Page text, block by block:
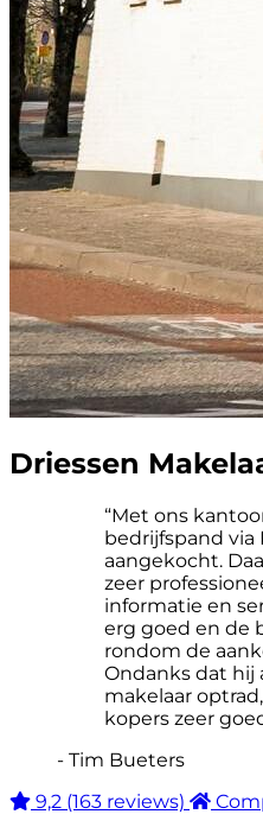
Driessen
“Met ons
bedrijfspand via
aangekocht.
zeer
informatie en
erg goed en de
rondom de
Ondanks dat hij
makelaar
kopers zeer
- Tim Bueters
9,2 (163 reviews)